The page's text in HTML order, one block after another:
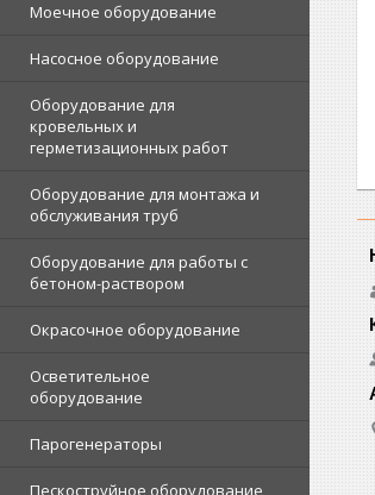
Моечное оборудование
Насосное оборудование
Оборудование для
кровельных и
герметизационных работ
Оборудование для монтажа и
обслуживания труб
Оборудование для работы с
бетоном-раствором
Окрасочное оборудование
Осветительное
оборудование
Парогенераторы
Пескоструйное оборудование